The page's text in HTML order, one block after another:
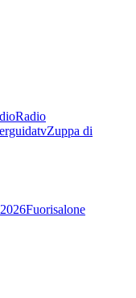
Radio
Zuppa di
Fuorisalone